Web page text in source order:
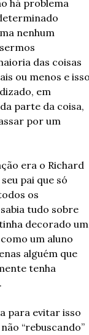
há problema
nenhum
das coisas
ou menos e
em
parte da coisa,
por um
era o Richard
pai que só
os
tudo sobre
decorado um
um aluno
alguém que
tenha
para evitar isso
“rebuscando”